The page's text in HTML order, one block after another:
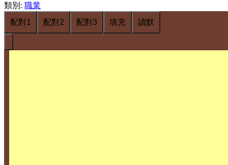
類別 : 職業
配對1
配對2 配對3 填充 讀默